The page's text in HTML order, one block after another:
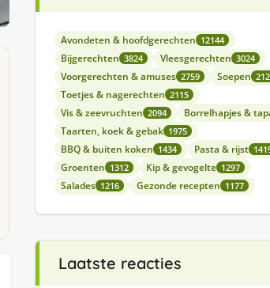
Avondeten & hoofdgerechten 12144
Bijgerechten 3824 Vleesgerechten 3024
Voorgerechten & amuses 2759 Soepen
Toetjes & nagerechten 2115
Vis & zeevruchten 2094 Borrelhapjes &
Taarten, koek & gebak 1975
BBQ & buiten koken 1434 Pasta & rijst
Groenten 1312 Kip & gevogelte 1297
Salades 1216 Gezonde recepten 1177
Laatste reacties